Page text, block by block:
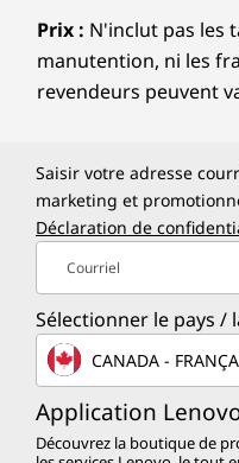
Prix : N'inclut pas les
manutention, ni les
revendeurs peuvent
Saisir votre adresse
marketing et
Déclaration de
Courriel
Sélectionner le pays /
CANADA -
Application
Découvrez la boutique de